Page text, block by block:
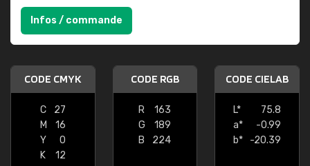
Infos / commande
CODE CMYK
C
27
M
16
Y
0
K
12
CODE RGB
R
163
G
189
B
224
CODE CIELAB
L*
75.8
a*
-0.99
b*
-20.39